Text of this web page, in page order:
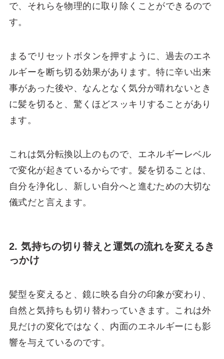
で、それらを物理的に取り除くことができるので
す。
まるでリセットボタンを押すように、過去のエネ
ルギーを断ち切る効果があります。特に辛い出来
事があった後や、なんとなく気分が晴れないとき
に髪を切ると、驚くほどスッキリすることがあり
ます。
これは気分転換以上のもので、エネルギーレベル
で変化が起きているからです。髪を切ることは、
自分を浄化し、新しい自分へと進むための大切な
儀式だと言えます。
2. 気持ちの切り替えと運気の流れを変えるき
っかけ
髪型を変えると、鏡に映る自分の印象が変わり、
自然と気持ちも切り替わっていきます。これは外
見だけの変化ではなく、内面のエネルギーにも影
響を与えているのです。